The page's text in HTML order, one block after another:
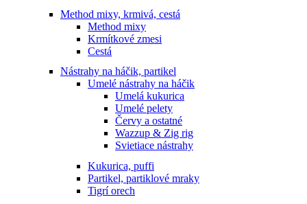
Method mixy, krmivá, cestá
Method mixy
Krmítkové zmesi
Cestá
Nástrahy na háčik, partikel
Umelé nástrahy na háčik
Umelá kukurica
Umelé pelety
Červy a ostatné
Wazzup & Zig rig
Svietiace nástrahy
Kukurica, puffi
Partikel, partiklové mraky
Tigrí orech